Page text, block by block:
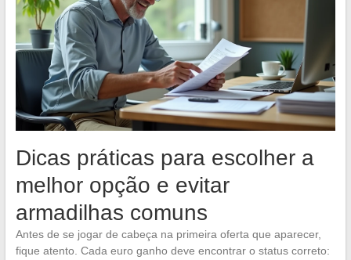
Dicas práticas para escolher a
melhor opção e evitar
armadilhas comuns
Antes de se jogar de cabeça na primeira oferta que aparecer,
fique atento. Cada euro ganho deve encontrar o status correto: